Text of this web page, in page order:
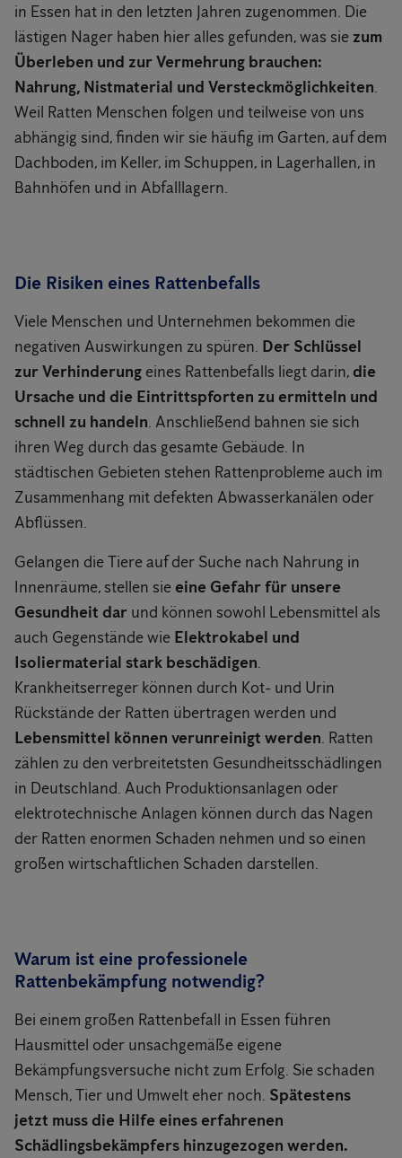
in Essen hat in den letzten Jahren zugenommen. Die
lästigen Nager haben hier alles gefunden, was sie zum
Überleben und zur Vermehrung brauchen:
Nahrung, Nistmaterial und Versteckmöglichkeiten.
Weil Ratten Menschen folgen und teilweise von uns
abhängig sind, finden wir sie häufig im Garten, auf dem
Dachboden, im Keller, im Schuppen, in Lagerhallen, in
Bahnhöfen und in Abfalllagern.
Die Risiken eines Rattenbefalls
Viele Menschen und Unternehmen bekommen die
negativen Auswirkungen zu spüren. Der Schlüssel
zur Verhinderung eines Rattenbefalls liegt darin, die
Ursache und die Eintrittspforten zu ermitteln und
schnell zu handeln. Anschließend bahnen sie sich
ihren Weg durch das gesamte Gebäude. In
städtischen Gebieten stehen Rattenprobleme auch im
Zusammenhang mit defekten Abwasserkanälen oder
Abflüssen.
Gelangen die Tiere auf der Suche nach Nahrung in
Innenräume, stellen sie eine Gefahr für unsere
Gesundheit dar und können sowohl Lebensmittel als
auch Gegenstände wie Elektrokabel und
Isoliermaterial stark beschädigen.
Krankheitserreger können durch Kot- und Urin
Rückstände der Ratten übertragen werden und
Lebensmittel können verunreinigt werden. Ratten
zählen zu den verbreitetsten Gesundheitsschädlingen
in Deutschland. Auch Produktionsanlagen oder
elektrotechnische Anlagen können durch das Nagen
der Ratten enormen Schaden nehmen und so einen
großen wirtschaftlichen Schaden darstellen.
Warum ist eine professionele
Rattenbekämpfung notwendig?
Bei einem großen Rattenbefall in Essen führen
Hausmittel oder unsachgemäße eigene
Bekämpfungsversuche nicht zum Erfolg. Sie schaden
Mensch, Tier und Umwelt eher noch. Spätestens
jetzt muss die Hilfe eines erfahrenen
Schädlingsbekämpfers hinzugezogen werden.